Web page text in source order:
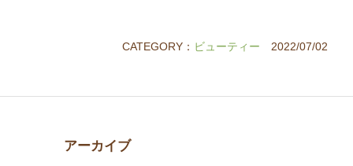
CATEGORY： ビューティー 2022/07/02
アーカイブ